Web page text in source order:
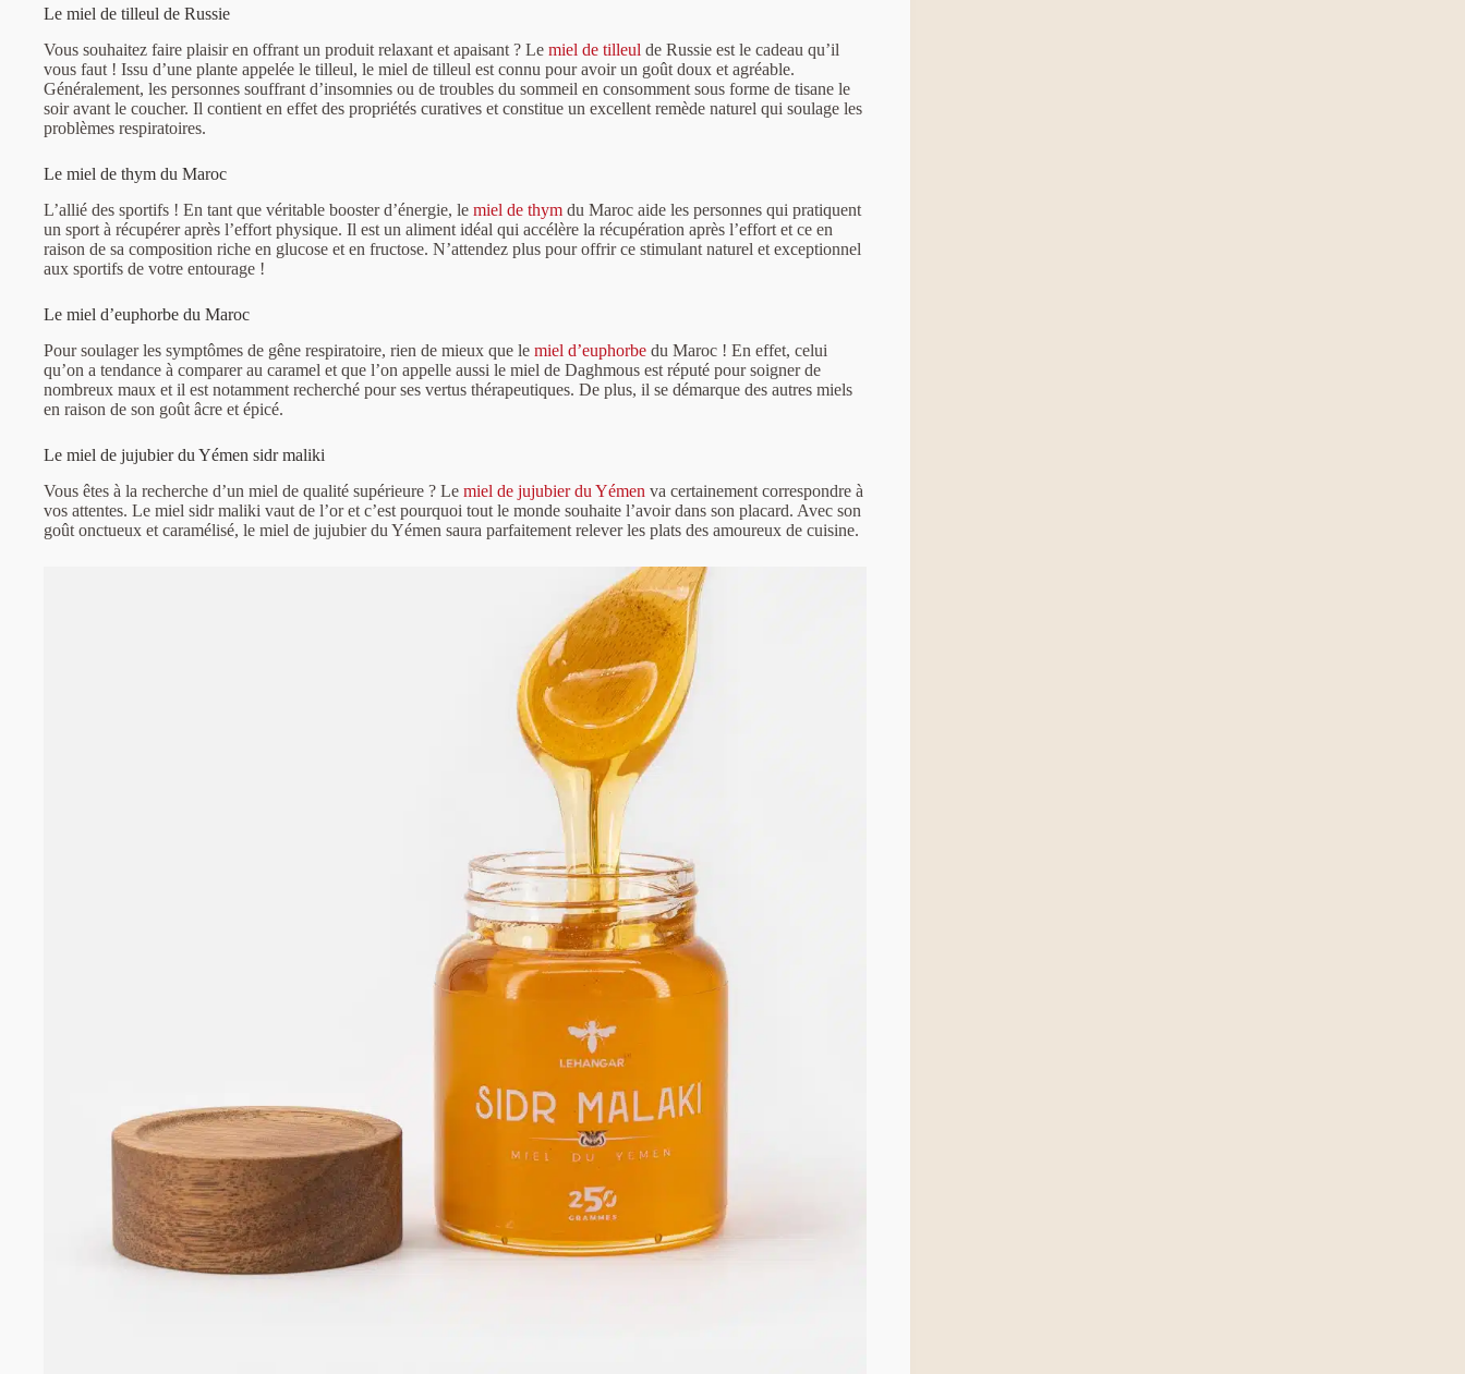
Le miel de tilleul de Russie
Vous souhaitez faire plaisir en offrant un produit relaxant et apaisant ? Le miel de tilleul de Russie est le cadeau qu’il
vous faut ! Issu d’une plante appelée le tilleul, le miel de tilleul est connu pour avoir un goût doux et agréable.
Généralement, les personnes souffrant d’insomnies ou de troubles du sommeil en consomment sous forme de tisane le
soir avant le coucher. Il contient en effet des propriétés curatives et constitue un excellent remède naturel qui soulage les
problèmes respiratoires.
Le miel de thym du Maroc
L’allié des sportifs ! En tant que véritable booster d’énergie, le miel de thym du Maroc aide les personnes qui pratiquent
un sport à récupérer après l’effort physique. Il est un aliment idéal qui accélère la récupération après l’effort et ce en
raison de sa composition riche en glucose et en fructose. N’attendez plus pour offrir ce stimulant naturel et exceptionnel
aux sportifs de votre entourage !
Le miel d’euphorbe du Maroc
Pour soulager les symptômes de gêne respiratoire, rien de mieux que le miel d’euphorbe du Maroc ! En effet, celui
qu’on a tendance à comparer au caramel et que l’on appelle aussi le miel de Daghmous est réputé pour soigner de
nombreux maux et il est notamment recherché pour ses vertus thérapeutiques. De plus, il se démarque des autres miels
en raison de son goût âcre et épicé.
Le miel de jujubier du Yémen sidr maliki
Vous êtes à la recherche d’un miel de qualité supérieure ? Le miel de jujubier du Yémen va certainement correspondre à
vos attentes. Le miel sidr maliki vaut de l’or et c’est pourquoi tout le monde souhaite l’avoir dans son placard. Avec son
goût onctueux et caramélisé, le miel de jujubier du Yémen saura parfaitement relever les plats des amoureux de cuisine.